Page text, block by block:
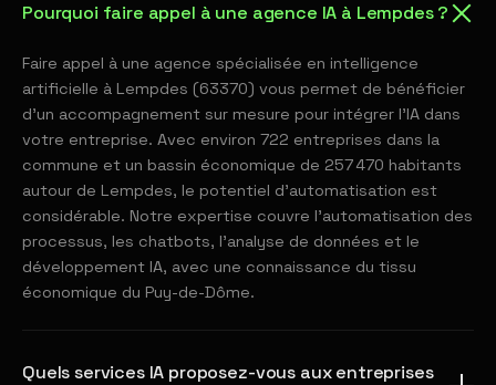
Pourquoi faire appel à une agence IA à Lempdes ?
Faire appel à une agence spécialisée en intelligence
artificielle à Lempdes (63370) vous permet de bénéficier
d'un accompagnement sur mesure pour intégrer l'IA dans
votre entreprise. Avec environ 722 entreprises dans la
commune et un bassin économique de 257 470 habitants
autour de Lempdes, le potentiel d'automatisation est
considérable. Notre expertise couvre l'automatisation des
processus, les chatbots, l'analyse de données et le
développement IA, avec une connaissance du tissu
économique du Puy-de-Dôme.
Quels services IA proposez-vous aux entreprises